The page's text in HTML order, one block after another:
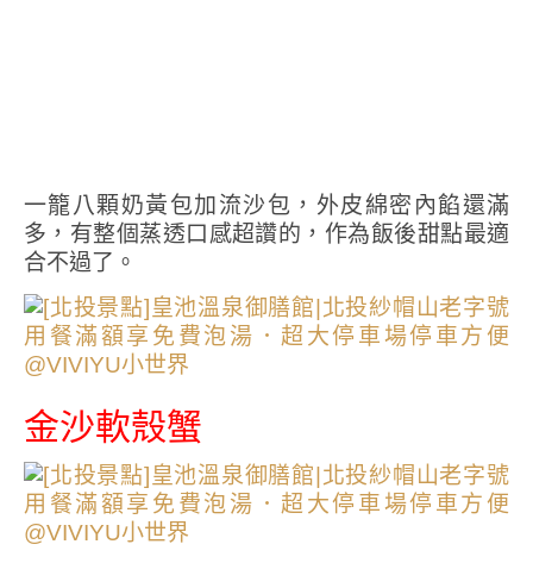
一籠八顆奶黃包加流沙包，外皮綿密內餡還滿
多，有整個蒸透口感超讚的，作為飯後甜點最適
合不過了。
金沙軟殼蟹